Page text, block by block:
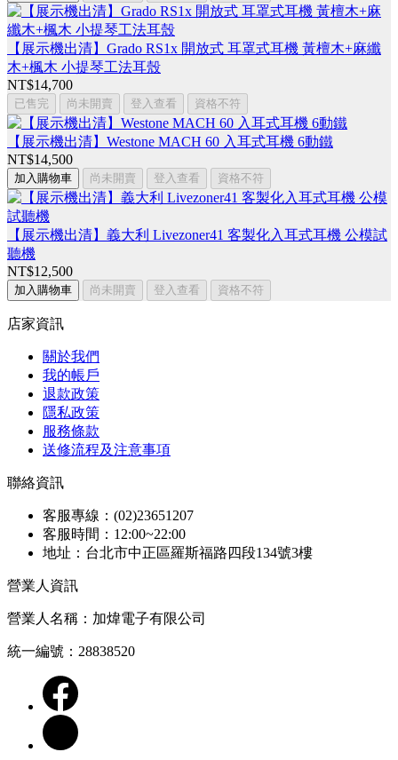
【展示機出清】Grado RS1x 開放式 耳罩式耳機 黃檀木+麻纖
木+楓木 小提琴工法耳殼
NT$14,700
已售完 尚未開賣 登入查看 資格不符
【展示機出清】Westone MACH 60 入耳式耳機 6動鐵
NT$14,500
加入購物車 尚未開賣 登入查看 資格不符
【展示機出清】義大利 Livezoner41 客製化入耳式耳機 公模試
聽機
NT$12,500
加入購物車 尚未開賣 登入查看 資格不符
店家資訊
關於我們
我的帳戶
退款政策
隱私政策
服務條款
送修流程及注意事項
聯絡資訊
客服專線：(02)23651207
客服時間：12:00~22:00
地址：台北市中正區羅斯福路四段134號3樓
營業人資訊
營業人名稱：加煒電子有限公司
統一編號：28838520